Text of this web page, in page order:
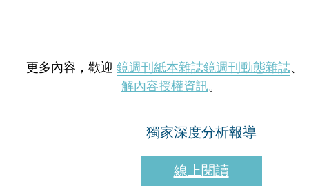
更多內容，歡迎 鏡週刊紙本雜誌鏡週刊動態雜誌、
解內容授權資訊。
獨家深度分析報導
線上閱讀